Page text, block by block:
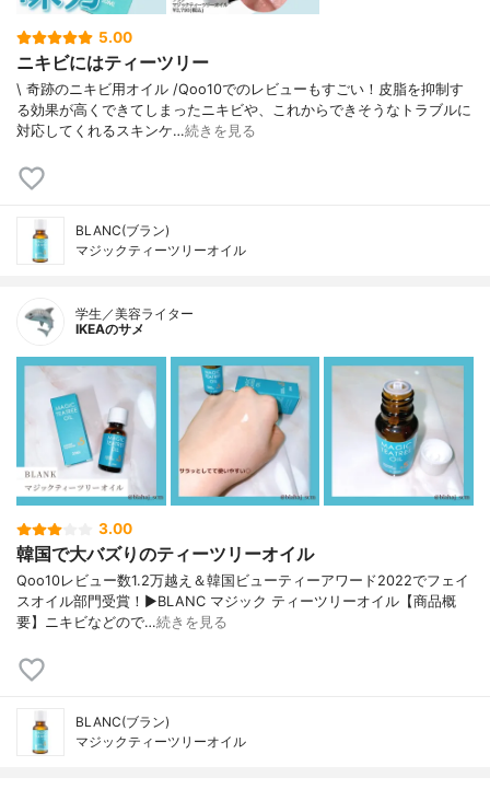
5.00
ニキビにはティーツリー
\ 奇跡のニキビ用オイル /⁡Qoo10でのレビューもすごい！皮脂を抑制す
る効果が高くできてしまったニキビや、これからできそうなトラブルに
対応してくれるスキンケ…続きを見る
BLANC(ブラン)
マジックティーツリーオイル
学生／美容ライター
IKEAのサメ
3.00
韓国で大バズりのティーツリーオイル
Qoo10レビュー数1.2万越え＆韓国ビューティーアワード2022でフェイ
スオイル部門受賞！▶BLANC マジック ティーツリーオイル【商品概
要】ニキビなどので…続きを見る
BLANC(ブラン)
マジックティーツリーオイル